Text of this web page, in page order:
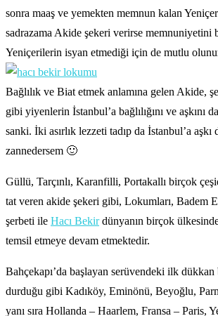
sonra maaş ve yemekten memnun kalan
sadrazama Akide şekeri verirse memnuniyetini
Yeniçerilerin isyan etmediği için de mutlu
Bağlılık ve Biat etmek anlamına gelen Akide,
gibi yiyenlerin İstanbul’a bağlılığını ve aşkını
sanki. İki asırlık lezzeti tadıp da İstanbul’a
zannedersem 🙂
Güllü, Tarçınlı, Karanfilli, Portakallı birçok
tat veren akide şekeri gibi, Lokumları, Badem
şerbeti ile Hacı Bekirdünyanın birçok
temsil etmeye devam etmektedir.
Bahçekapı’da başlayan serüvendeki ilk
durduğu gibi Kadıköy, Eminönü, Beyoğlu,
yanı sıra Hollanda – Haarlem, Fransa – Paris,